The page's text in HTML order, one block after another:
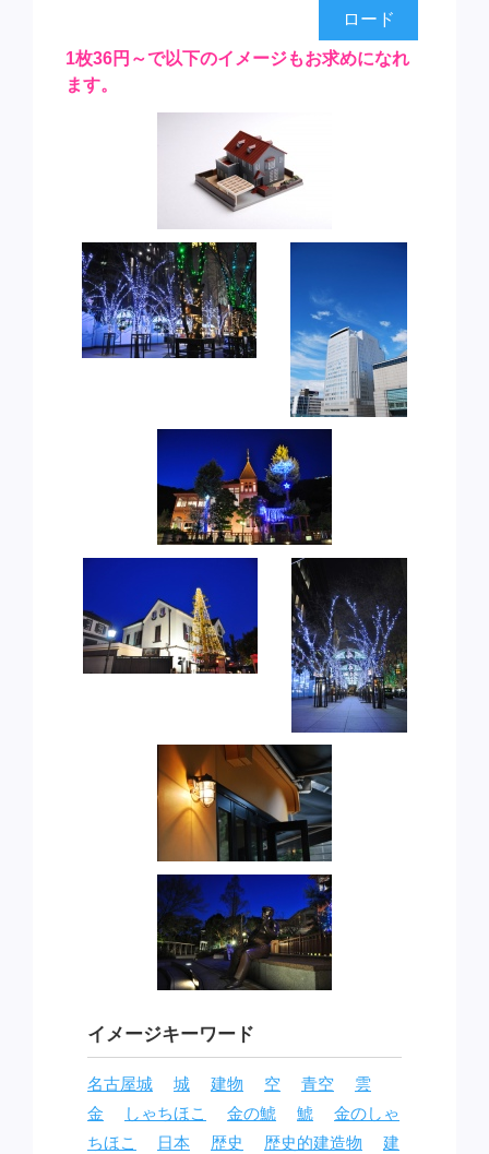
ロード
1枚36円～で以下のイメージもお求めになれ
ます。
イメージキーワード
名古屋城 城 建物 空 青空
雲
金
しゃちほこ 金の鯱 鯱
金のしゃ
ちほこ
日本 歴史 歴史的建造物
建